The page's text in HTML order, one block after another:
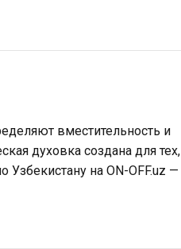
вместительность и
духовка создана для тех,
Узбекистану на ON-OFF.uz —